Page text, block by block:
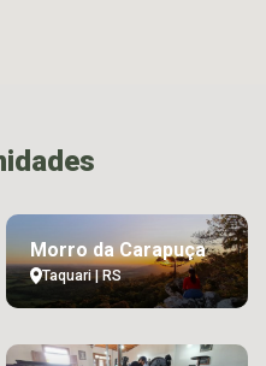
Morro da Carapuça
Taquari | RS